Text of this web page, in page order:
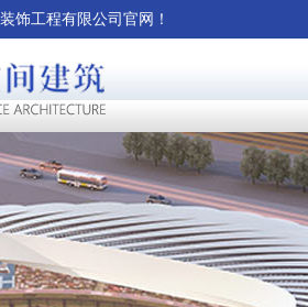
饰工程有限公司官网！